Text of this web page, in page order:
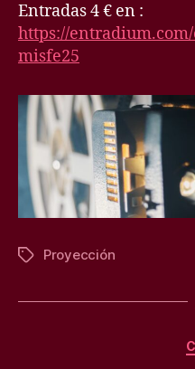
Entradas 4 € en :
https://
misfe25
Etiquetas
Proyección